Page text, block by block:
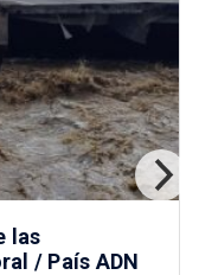
las
/ País ADN